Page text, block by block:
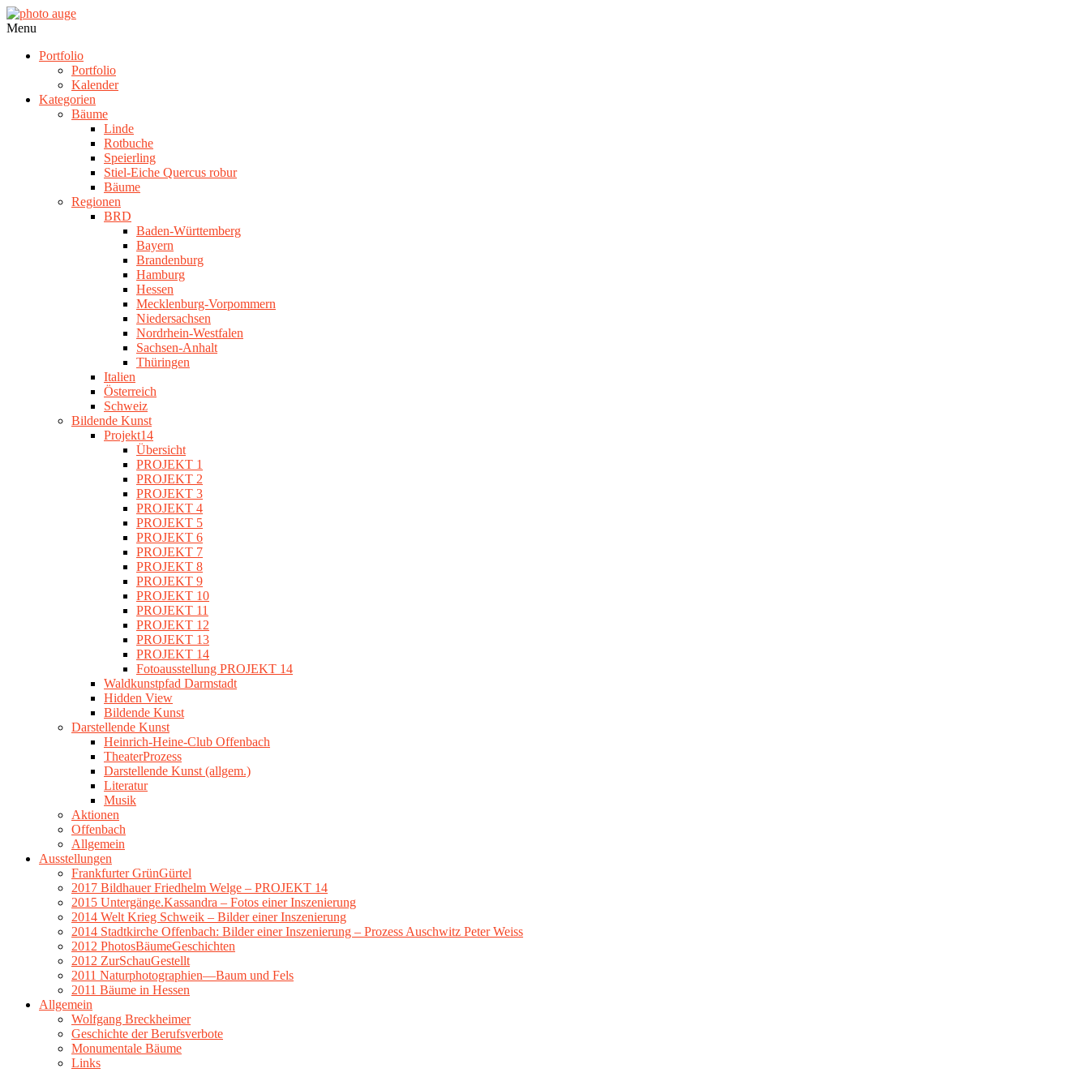
Skip
to
photo
Navigation
Menu
Portfolio
Portfolio
Kalender
Kategorien
Bäume
Linde
Rotbuche
Speierling
Stiel-Eiche Quercus robur
Bäume
Regionen
BRD
Baden-Württemberg
Bayern
Brandenburg
Hamburg
Hessen
Mecklenburg-Vorpommern
Niedersachsen
Nordrhein-Westfalen
Sachsen-Anhalt
Thüringen
Italien
Österreich
Schweiz
Bildende Kunst
Projekt14
Übersicht
PROJEKT 1
PROJEKT 2
PROJEKT 3
PROJEKT 4
PROJEKT 5
PROJEKT 6
PROJEKT 7
PROJEKT 8
PROJEKT 9
PROJEKT 10
PROJEKT 11
PROJEKT 12
PROJEKT 13
PROJEKT 14
Fotoausstellung PROJEKT 14
Waldkunstpfad Darmstadt
Hidden View
Bildende Kunst
Darstellende Kunst
Heinrich-Heine-Club Offenbach
TheaterProzess
Darstellende Kunst (allgem.)
Literatur
Musik
Aktionen
Offenbach
Allgemein
Ausstellungen
Frankfurter GrünGürtel
2017 Bildhauer Friedhelm Welge – PROJEKT 14
2015 Untergänge.Kassandra – Fotos einer Inszenierung
2014 Welt Krieg Schweik – Bilder einer Inszenierung
2014 Stadtkirche Offenbach: Bilder einer Inszenierung – Prozess Auschwitz Peter Weiss
2012 PhotosBäumeGeschichten
2012 ZurSchauGestellt
2011 Naturphotographien—Baum und Fels
2011 Bäume in Hessen
Allgemein
Wolfgang Breckheimer
Geschichte der Berufsverbote
Monumentale Bäume
Links